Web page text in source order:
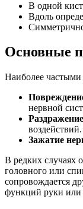
В одной
Вдоль
Основные
Наиболее
нервной
воздействий.
Зажатие
В редких случаях
головного или
сопровождается
функций руки или